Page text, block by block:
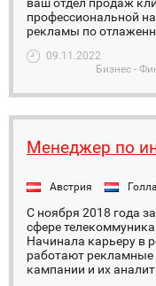
профессиональной
рекламы по
09.11.2022
Бизнес -
Менеджер по
Австрия
С ноября 2018 года
сфере
Начинала карьеру в
работают рекламные
кампании и их